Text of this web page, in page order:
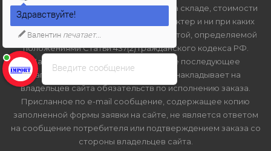
технических характеристик, наличия на складе, стоимости
товаров, носит информационный характер и ни при каких
условиях не является публичной офертой, определяемой
положениями Статьи 437(2) Гражданского кодекса РФ.
Нажатие на кнопку "купить", а также последующее
заполнение тех или иных форм, не накладывает на
владельцев сайта обязательств по исполнению заказа.
Присланное по e-mail сообщение, содержащее копию
заполненной формы заявки на сайте, не является ответом
на сообщение потребителя или подтверждением заказа со
стороны владельцев сайта.
Введите сообщение
Здравствуйте!
Валентин печатает...